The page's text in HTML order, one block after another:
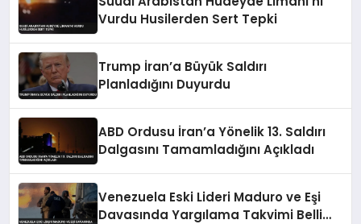
Vurdu Husilerden Sert Tepki
Trump İran’a Büyük Saldırı
Planladığını Duyurdu
ABD Ordusu İran’a Yönelik 13. Saldırı
Dalgasını Tamamladığını Açıkladı
Venezuela Eski Lideri Maduro ve Eşi
Davasında Yargılama Takvimi Belli